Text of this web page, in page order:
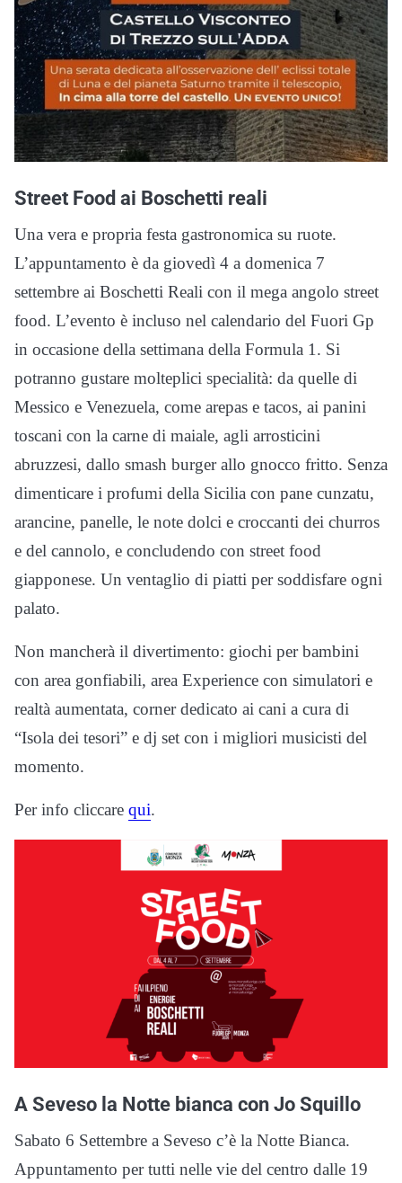
Street Food ai Boschetti reali
Una vera e propria festa gastronomica su ruote.
L’appuntamento è da giovedì 4 a domenica 7
settembre ai Boschetti Reali con il mega angolo street
food. L’evento è incluso nel calendario del Fuori Gp
in occasione della settimana della Formula 1. Si
potranno gustare molteplici specialità: da quelle di
Messico e Venezuela, come arepas e tacos, ai panini
toscani con la carne di maiale, agli arrosticini
abruzzesi, dallo smash burger allo gnocco fritto. Senza
dimenticare i profumi della Sicilia con pane cunzatu,
arancine, panelle, le note dolci e croccanti dei churros
e del cannolo, e concludendo con street food
giapponese. Un ventaglio di piatti per soddisfare ogni
palato.
Non mancherà il divertimento: giochi per bambini
con area gonfiabili, area Experience con simulatori e
realtà aumentata, corner dedicato ai cani a cura di
“Isola dei tesori” e dj set con i migliori musicisti del
momento.
Per info cliccare qui.
A Seveso la Notte bianca con Jo Squillo
Sabato 6 Settembre a Seveso c’è la Notte Bianca.
Appuntamento per tutti nelle vie del centro dalle 19